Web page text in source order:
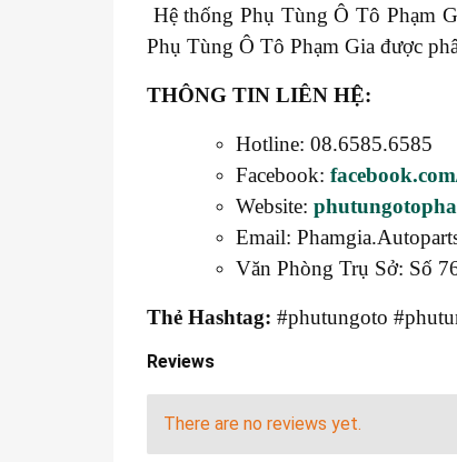
Hệ thống Phụ Tùng Ô Tô Phạm
Phụ Tùng Ô Tô Phạm Gia được
THÔNG TIN LIÊN HỆ:
Hotline: 08.6585.6585
Facebook:
Website:
Email:
Văn Phòng Trụ Sở: Số
Thẻ Hashtag: #phutungoto
Reviews
There are no reviews yet.